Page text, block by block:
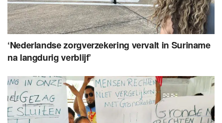
‘Nederlandse zorgverzekering vervalt in Suriname
na langdurig verblijf’